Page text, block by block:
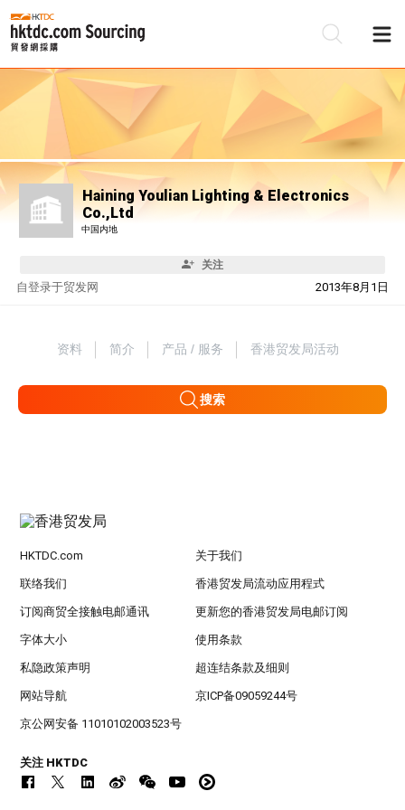
Haining Youlian Lighting & Electronics
Co.,Ltd
中国内地
关注
自 2013年8月1日
登录于贸发网
资料 简介 产品 / 服务 香港贸发局活动
搜索
HKTDC.com 关于我们
联络我们 香港贸发局流动应用程式
订阅商贸全接触电邮通讯 更新您的香港贸发局电邮订阅
字体大小 使用条款
私隐政策声明 超连结条款及细则
网站导航 京ICP备09059244号
京公网安备 11010102003523号
关注 HKTDC